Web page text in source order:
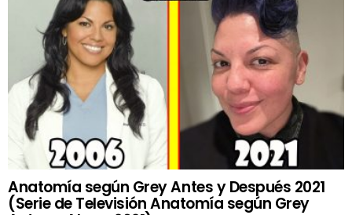
Anatomía según Grey Antes y Después 2021
(Serie de Televisión Anatomía según Grey